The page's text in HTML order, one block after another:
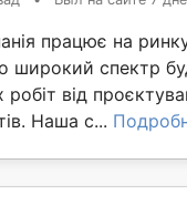
працює на
широкий спектр
робіт від
Наша с...